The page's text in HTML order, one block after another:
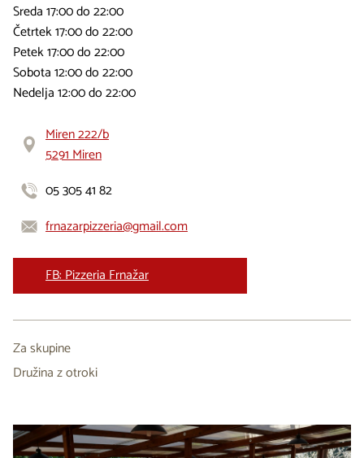
Sreda 17:00 do 22:00
Četrtek 17:00 do 22:00
Petek 17:00 do 22:00
Sobota 12:00 do 22:00
Nedelja 12:00 do 22:00
Miren 222/b
5291 Miren
05 305 41 82
frnazarpizzeria@gmail.com
FB: Pizzeria Frnažar
Za skupine
Družina z otroki